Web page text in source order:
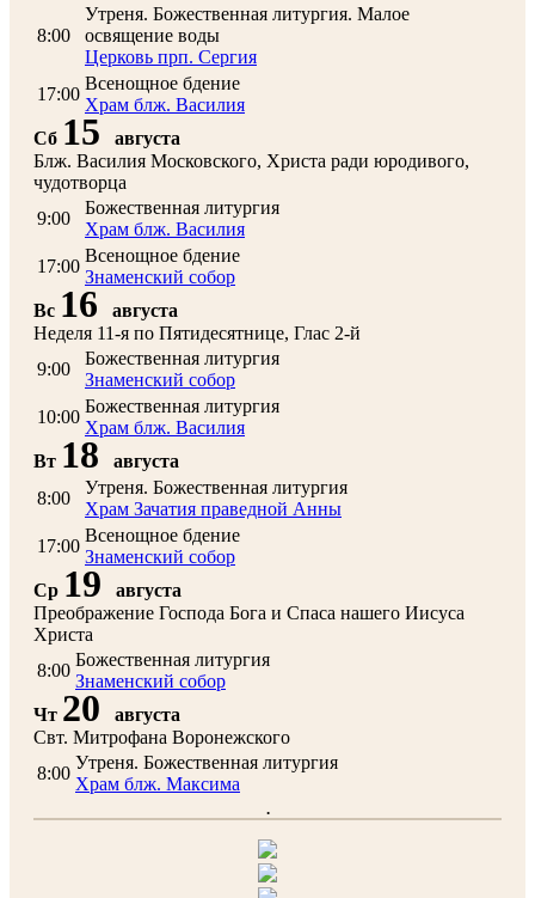
8:00
Утреня. Божественная литургия. Малое
освящение воды
Церковь прп. Сергия
17:00
Всенощное бдение
Храм блж. Василия
Сб 15
августа
Блж. Василия Московского, Христа ради юродивого,
чудотворца
9:00
Божественная литургия
Храм блж. Василия
17:00
Всенощное бдение
Знаменский собор
Вс 16
августа
Неделя 11-я по Пятидесятнице, Глас 2-й
9:00
Божественная литургия
Знаменский собор
10:00
Божественная литургия
Храм блж. Василия
Вт 18
августа
8:00
Утреня. Божественная литургия
Храм Зачатия праведной Анны
17:00
Всенощное бдение
Знаменский собор
Ср 19
августа
Преображение Господа Бога и Спаса нашего Иисуса
Христа
8:00
Божественная литургия
Знаменский собор
Чт 20
августа
Свт. Митрофана Воронежского
8:00
Утреня. Божественная литургия
Храм блж. Максима
.